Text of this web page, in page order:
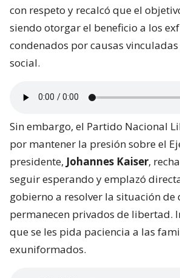
con respeto y recalcó que el
siendo otorgar el beneficio a los
condenados por causas
social.
Sin embargo, el Partido Nacional
por mantener la presión sobre el
presidente, Johannes Kaiser,
seguir esperando y emplazó
gobierno a resolver la situación de
permanecen privados de libertad.
que se les pida paciencia a las
exuniformados.